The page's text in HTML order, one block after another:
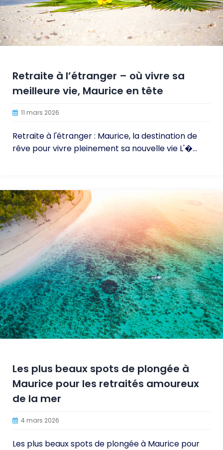
Retraite à l’étranger – où vivre sa
meilleure vie, Maurice en tête
11 mars 2026
Retraite à l'étranger : Maurice, la destination de
rêve pour vivre pleinement sa nouvelle vie L'�...
Les plus beaux spots de plongée à
Maurice pour les retraités amoureux
de la mer
4 mars 2026
Les plus beaux spots de plongée à Maurice pour